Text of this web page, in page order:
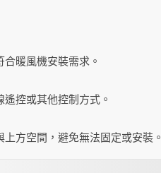
暖風機安裝需求。
控或其他控制方式。
方空間，避免無法固定或安裝。